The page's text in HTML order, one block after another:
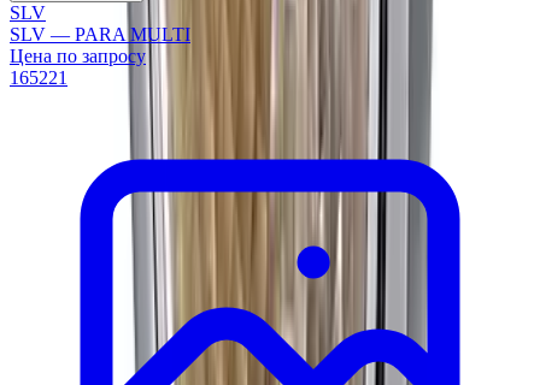
SLV
SLV — PARA MULTI
Цена по запросу
165221